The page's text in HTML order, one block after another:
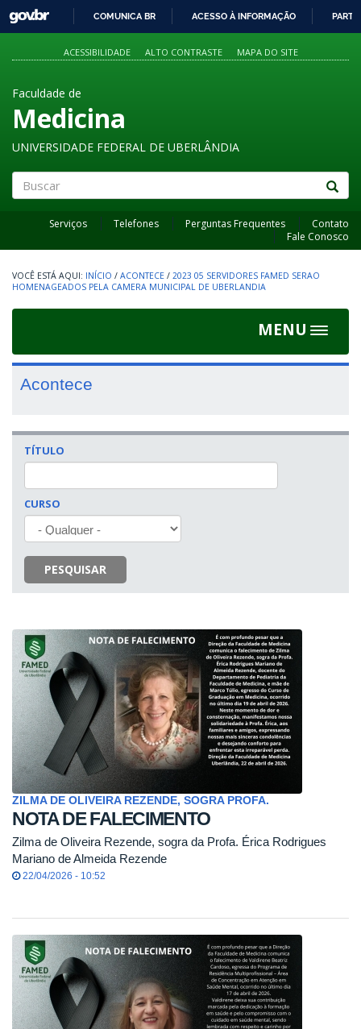
PARA
O
GOVBR
COMUNICA BR ACESSO À INFORMAÇÃO
ACESSIBILIDADE ALTO CONTRASTE MAPA DO SITE
Faculdade de
Medicina
UNIVERSIDADE FEDERAL DE UBERLÂNDIA
Serviços Telefones Perguntas Frequentes
Contato
Fale Conosco
INÍCIO / ACONTECE / 2023 05 SERVIDORES FAMED SERAO
HOMENAGEADOS PELA CAMERA MUNICIPAL DE UBERLANDIA
MENU
Toggle
Acontece
TÍTULO
CURSO
PESQUISAR
ZILMA DE OLIVEIRA REZENDE, SOGRA PROFA.
NOTA DE FALECIMENTO
Zilma de Oliveira Rezende, sogra da Profa. Érica Rodrigues
Mariano de Almeida Rezende
22/04/2026 - 10:52